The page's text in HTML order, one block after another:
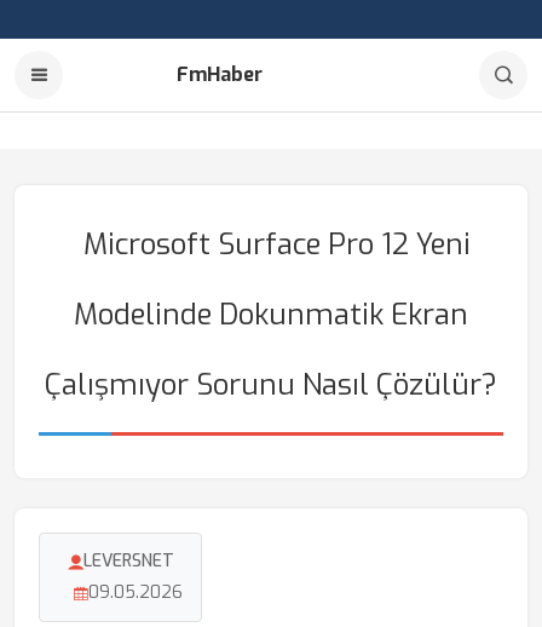
FmHaber
Microsoft Surface Pro 12 Yeni
Modelinde Dokunmatik Ekran
Çalışmıyor Sorunu Nasıl Çözülür?
LEVERSNET
09.05.2026